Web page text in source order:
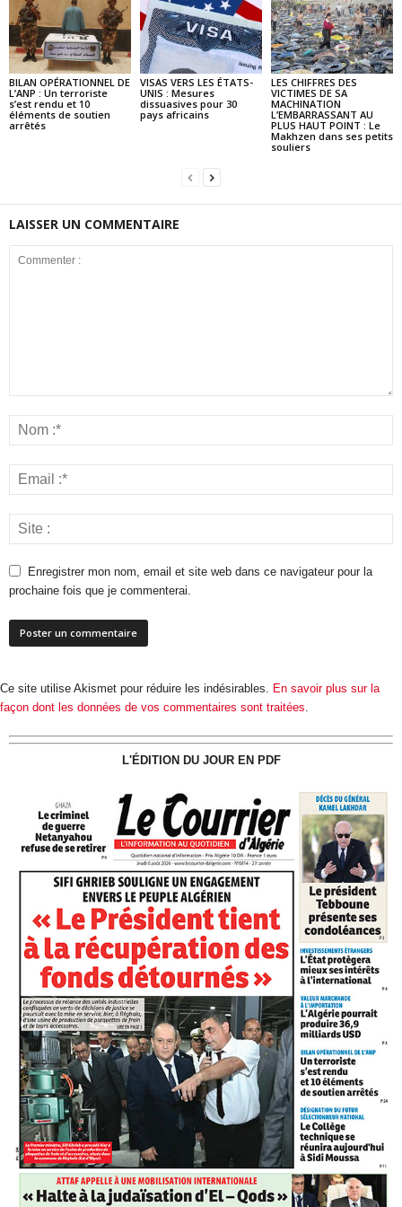
BILAN OPÉRATIONNEL DE
L’ANP : Un terroriste
s’est rendu et 10
éléments de soutien
arrêtés
VISAS VERS LES ÉTATS-
UNIS : Mesures
dissuasives pour 30
pays africains
LES CHIFFRES DES
VICTIMES DE SA
MACHINATION
L’EMBARRASSANT AU
PLUS HAUT POINT : Le
Makhzen dans ses petits
souliers
LAISSER UN COMMENTAIRE
Enregistrer mon nom, email et site web dans ce navigateur pour la
prochaine fois que je commenterai.
Ce site utilise Akismet pour réduire les indésirables. En savoir plus sur la
façon dont les données de vos commentaires sont traitées
L'ÉDITION DU JOUR EN PDF